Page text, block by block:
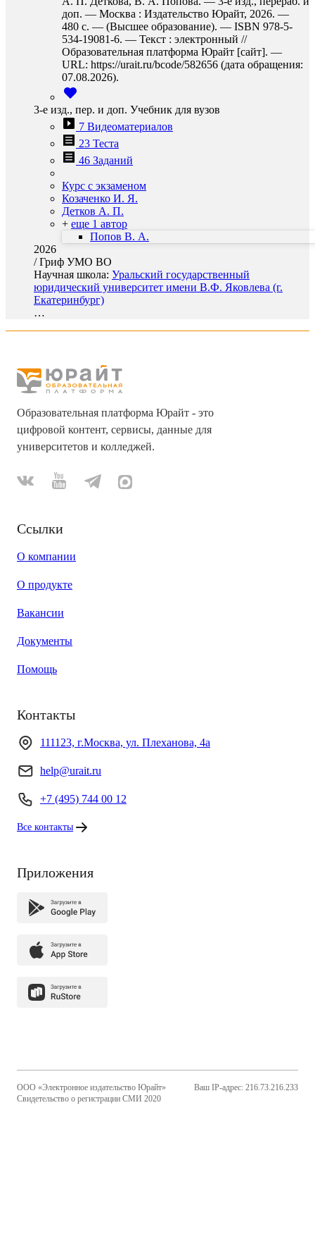
доп. — Москва : Издательство Юрайт, 2026. —
480 с. — (Высшее образование). — ISBN 978-5-
534-19081-6. — Текст : электронный //
Образовательная платформа Юрайт [сайт]. —
URL: https://urait.ru/bcode/582656 (дата обращения:
07.08.2026).
3-е изд., пер. и доп. Учебник для вузов
7 Видеоматериалов
23 Теста
46 Заданий
Курс с экзаменом
Козаченко И. Я.
Детков А. П.
+ еще 1 автор
Попов В. А.
2026
/Гриф УМО ВО
Научная школа: Уральский государственный
юридический университет имени В.Ф. Яковлева (г.
Екатеринбург)
…
Образовательная платформа Юрайт - это
цифровой контент, сервисы, данные для
университетов и колледжей.
Ссылки
О компании
О продукте
Вакансии
Документы
Помощь
Контакты
111123, г.Москва, ул. Плеханова, 4а
help@urait.ru
+7 (495) 744 00 12
Все контакты
Приложения
ООО «Электронное издательство Юрайт»
Свидетельство о регистрации СМИ 2020
Ваш IP-адрес: 216.73.216.233